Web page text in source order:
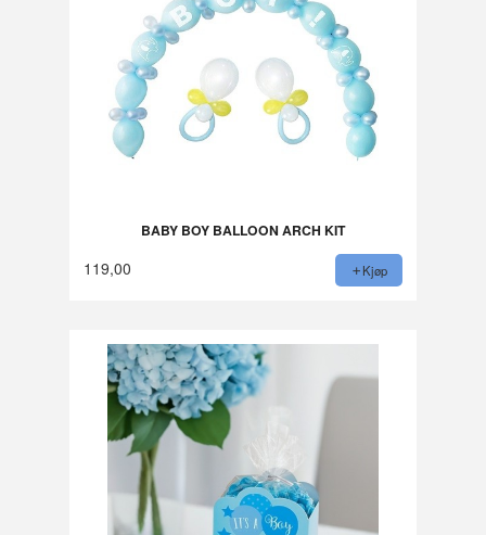
BABY BOY BALLOON ARCH KIT
119,00 Kjøp